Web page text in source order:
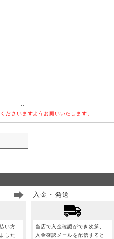
ださいますようお願いいたします。
い方
した
入金・発送
当店で入金確認ができ次第、
入金確認メールを配信すると